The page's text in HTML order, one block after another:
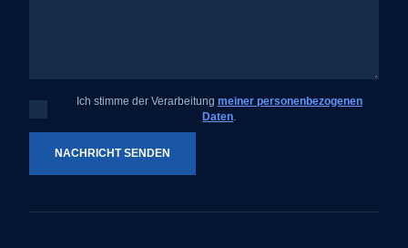
stimme
der
Verarbeitungmeiner
Daten.
Ich stimme der Verarbeitung meiner personenbezogenen
Daten.
NACHRICHT SENDEN